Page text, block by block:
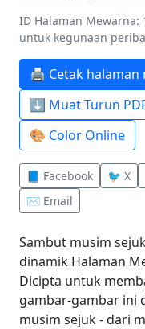
ID Halaman Mewarna:
untuk kegunaan
🖨️ Cetak halaman
⬇️ Muat Turun
🎨 Color Online
📘 Facebook 🐦 X
✉️ Email
Sambut musim
dinamik Halaman
Dicipta untuk
gambar-gambar ini
musim sejuk - dari